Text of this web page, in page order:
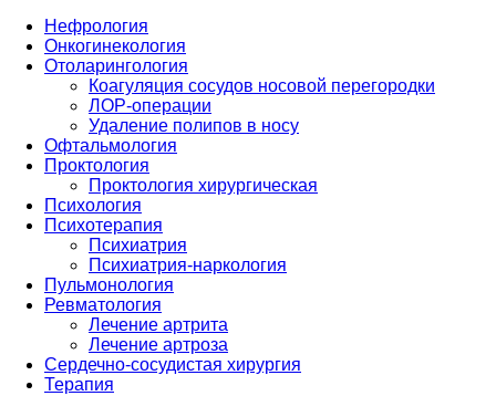
Нефрология
Онкогинекология
Отоларингология
Коагуляция сосудов носовой перегородки
ЛОР-операции
Удаление полипов в носу
Офтальмология
Проктология
Проктология хирургическая
Психология
Психотерапия
Психиатрия
Психиатрия-наркология
Пульмонология
Ревматология
Лечение артрита
Лечение артроза
Сердечно-сосудистая хирургия
Терапия